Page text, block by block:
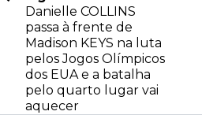
Danielle COLLINS
passa à frente de
Madison KEYS na luta
pelos Jogos Olímpicos
dos EUA e a batalha
pelo quarto lugar vai
aquecer